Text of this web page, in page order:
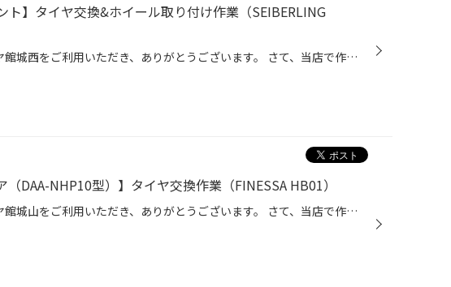
ト】タイヤ交換&ホイール取り付け作業（SEIBERLING
日頃より、タイヤ館城西をご利用いただき、ありがとうございます。 さて、当店で作業いたしましたタイヤ交換作業をご紹介します。 （WEB掲載をご快諾いただきましたお客様！大変感謝しております。 いつもご愛顧いただき、誠にありがとうございます!!） おクルマ：ダイハツ タント 作業内容：新品タ...
（DAA-NHP10型）】タイヤ交換作業（FINESSA HB01）
日頃より、タイヤ館城山をご利用いただき、ありがとうございます。 さて、当店で作業いたしましたタイヤ交換作業をご紹介します。 （WEB掲載をご快諾いただきましたお客様！大変感謝しております。いつもご愛顧いただき、 誠にありがとうございます!!） おクルマ：トヨタ アクア（DAA-NHP10型） 作...